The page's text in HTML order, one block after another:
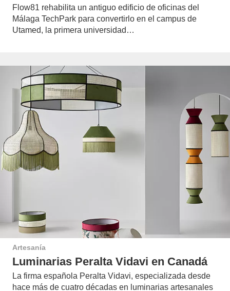
Flow81 rehabilita un antiguo edificio de oficinas del
Málaga TechPark para convertirlo en el campus de
Utamed, la primera universidad…
Artesanía
Luminarias Peralta Vidavi en Canadá
La firma española Peralta Vidavi, especializada desde
hace más de cuatro décadas en luminarias artesanales